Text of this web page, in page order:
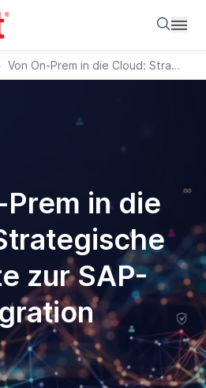
Von On-Prem in die Cloud: Strategische Schritte zur SAP-Migration
Prem in die
zur SAP-